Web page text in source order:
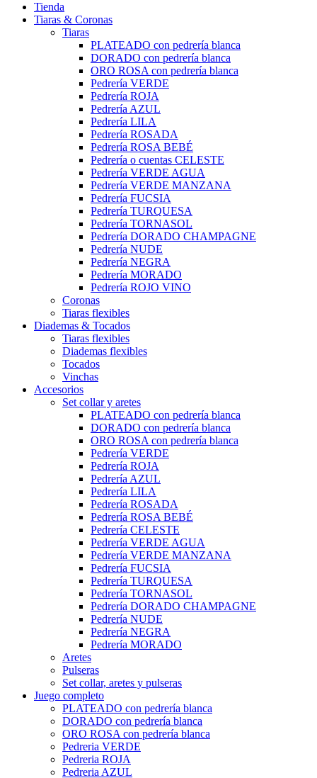
Tienda
Tiaras & Coronas
Tiaras
PLATEADO con pedrería blanca
DORADO con pedrería blanca
ORO ROSA con pedrería blanca
Pedrería VERDE
Pedrería ROJA
Pedrería AZUL
Pedrería LILA
Pedrería ROSADA
Pedrería ROSA BEBÉ
Pedrería o cuentas CELESTE
Pedrería VERDE AGUA
Pedrería VERDE MANZANA
Pedrería FUCSIA
Pedrería TURQUESA
Pedrería TORNASOL
Pedrería DORADO CHAMPAGNE
Pedrería NUDE
Pedrería NEGRA
Pedrería MORADO
Pedrería ROJO VINO
Coronas
Tiaras flexibles
Diademas & Tocados
Tiaras flexibles
Diademas flexibles
Tocados
Vinchas
Accesorios
Set collar y aretes
PLATEADO con pedrería blanca
DORADO con pedrería blanca
ORO ROSA con pedrería blanca
Pedrería VERDE
Pedrería ROJA
Pedrería AZUL
Pedrería LILA
Pedrería ROSADA
Pedrería ROSA BEBÉ
Pedrería CELESTE
Pedrería VERDE AGUA
Pedrería VERDE MANZANA
Pedrería FUCSIA
Pedrería TURQUESA
Pedrería TORNASOL
Pedrería DORADO CHAMPAGNE
Pedrería NUDE
Pedrería NEGRA
Pedrería MORADO
Aretes
Pulseras
Set collar, aretes y pulseras
Juego completo
PLATEADO con pedrería blanca
DORADO con pedrería blanca
ORO ROSA con pedrería blanca
Pedreria VERDE
Pedreria ROJA
Pedreria AZUL